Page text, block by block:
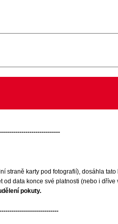
straně karty pod fotografií), dosáhla
data konce své platnosti (nebo i
pokuty.